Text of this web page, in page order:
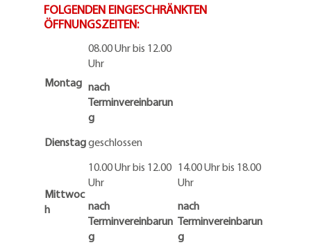
FOLGENDEN EINGESCHRÄNKTEN
ÖFFNUNGSZEITEN:
Montag
08.00 Uhr bis 12.00
Uhr
nach
Terminvereinbarun
g
Dienstaggeschlossen
Mittwoc
h
10.00 Uhr bis 12.00
Uhr
nach
Terminvereinbarun
g
14.00 Uhr bis 18.00
Uhr
nach
Terminvereinbarun
g